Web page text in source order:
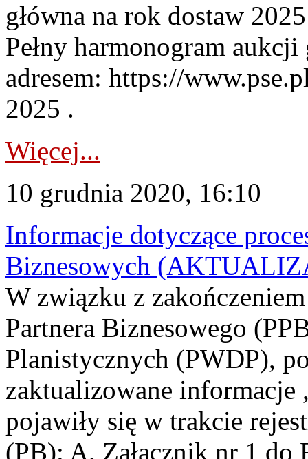
główna na rok dostaw
Pełny harmonogram
adresem: https://
2025 .
Więcej...
10 grudnia 2020, 16:10
Informacje dotyczące
Biznesowych
W związku z
Partnera Biznesowego
Planistycznych (PWDP),
zaktualizowane
pojawiły się w trakcie
(PB): A. Załącznik nr 1 do